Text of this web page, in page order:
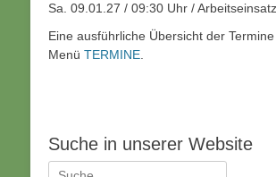
Sa. 09.01.27 / 09:30 Uhr / Arbeitseinsatz
Eine ausführliche Übersicht der
Menü TERMINE
Suche in unserer Website
Suche